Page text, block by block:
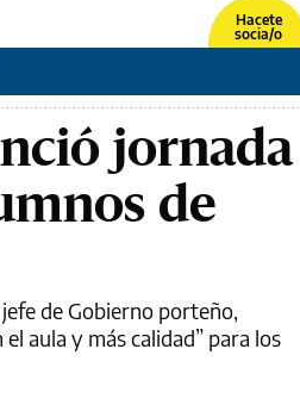
Hacete
socia/o
jornada
de
de Gobierno porteño,
aula y más calidad” para los